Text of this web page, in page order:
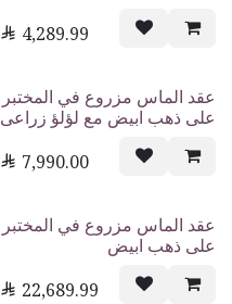
 4,289.99
عقد الماس مزروع في المختبر
على ذهب ابيض مع لؤلؤ زراعى
 7,990.00
عقد الماس مزروع في المختبر
على ذهب ابيض
 22,689.99